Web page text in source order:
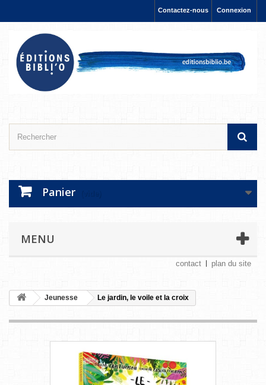
Connexion
Contactez-nous
Panier
MENU
contact plan du site
Jeunesse Le jardin, le voile et la croix